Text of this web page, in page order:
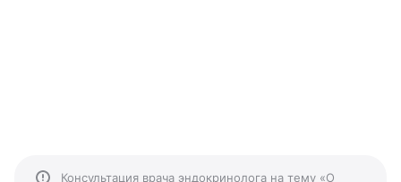
Консультация врача эндокринолога на тему «О